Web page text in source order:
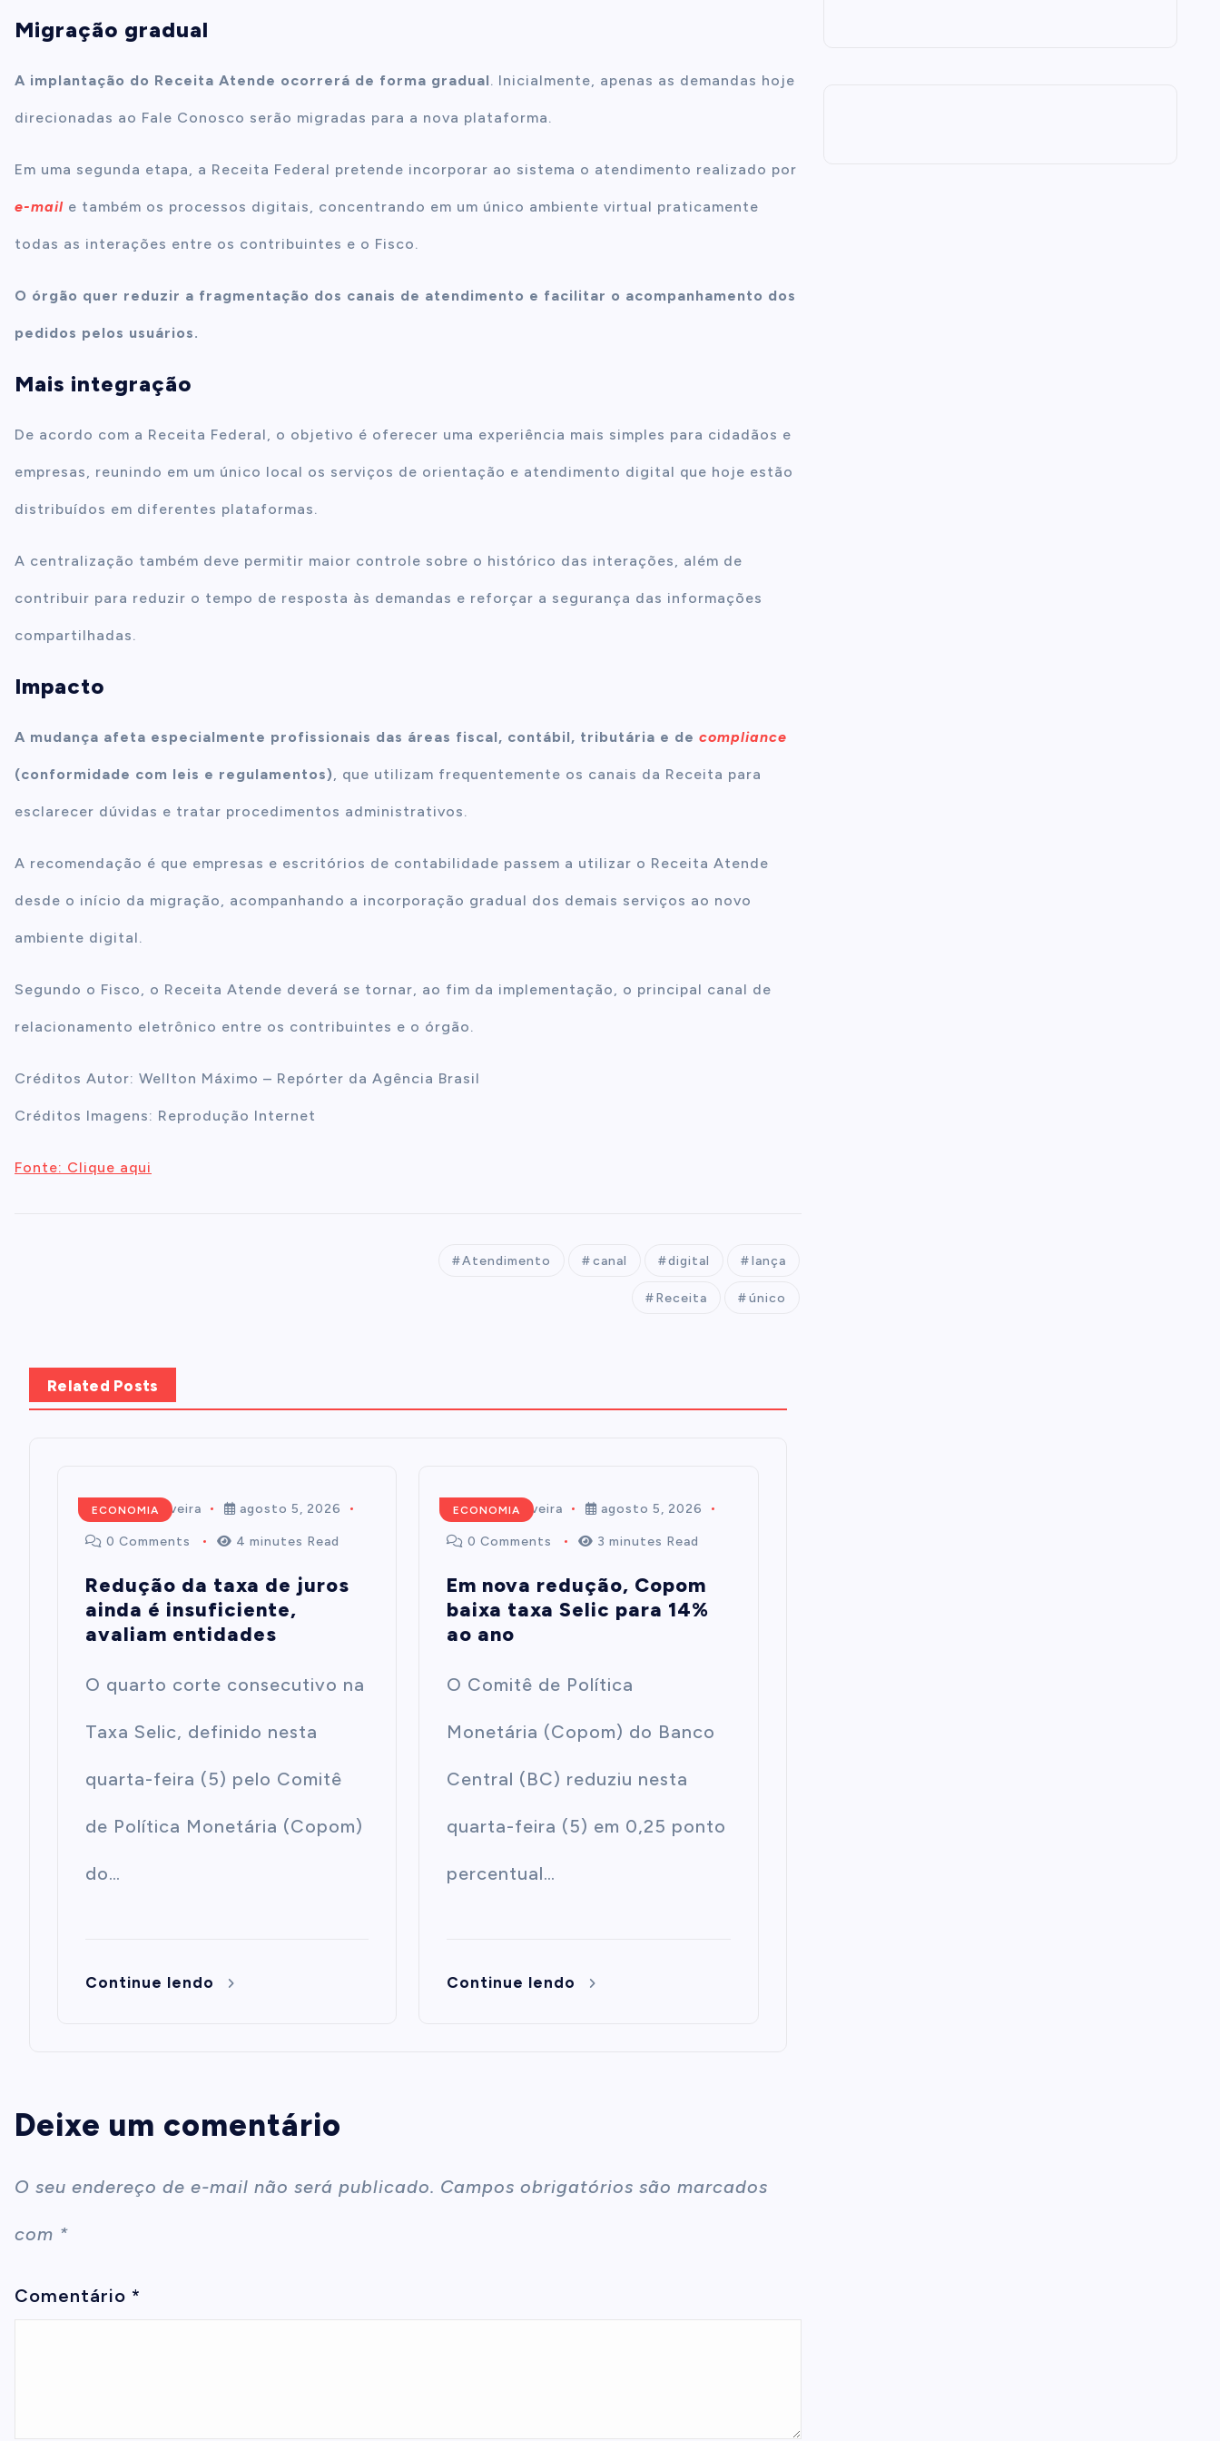
Migração gradual
A implantação do Receita Atende ocorrerá de forma gradual. Inicialmente, apenas as demandas hoje
direcionadas ao Fale Conosco serão migradas para a nova plataforma.
Em uma segunda etapa, a Receita Federal pretende incorporar ao sistema o atendimento realizado por
e-mail e também os processos digitais, concentrando em um único ambiente virtual praticamente
todas as interações entre os contribuintes e o Fisco.
O órgão quer reduzir a fragmentação dos canais de atendimento e facilitar o acompanhamento dos
pedidos pelos usuários.
Mais integração
De acordo com a Receita Federal, o objetivo é oferecer uma experiência mais simples para cidadãos e
empresas, reunindo em um único local os serviços de orientação e atendimento digital que hoje estão
distribuídos em diferentes plataformas.
A centralização também deve permitir maior controle sobre o histórico das interações, além de
contribuir para reduzir o tempo de resposta às demandas e reforçar a segurança das informações
compartilhadas.
Impacto
A mudança afeta especialmente profissionais das áreas fiscal, contábil, tributária e de compliance
(conformidade com leis e regulamentos), que utilizam frequentemente os canais da Receita para
esclarecer dúvidas e tratar procedimentos administrativos.
A recomendação é que empresas e escritórios de contabilidade passem a utilizar o Receita Atende
desde o início da migração, acompanhando a incorporação gradual dos demais serviços ao novo
ambiente digital.
Segundo o Fisco, o Receita Atende deverá se tornar, ao fim da implementação, o principal canal de
relacionamento eletrônico entre os contribuintes e o órgão.
Créditos Autor: Wellton Máximo – Repórter da Agência Brasil
Créditos Imagens: Reprodução Internet
Fonte: Clique aqui
Atendimento canal digital lança
Receita único
Related Posts
ECONOMIA
Mairim de Oliveira agosto 5, 2026
0 Comments 4 minutes Read
Redução da taxa de juros
ainda é insuficiente,
avaliam entidades
O quarto corte consecutivo na
Taxa Selic, definido nesta
quarta-feira (5) pelo Comitê
de Política Monetária (Copom)
do…
Continue lendo
ECONOMIA
Mairim de Oliveira agosto 5, 2026
0 Comments 3 minutes Read
Em nova redução, Copom
baixa taxa Selic para 14%
ao ano
O Comitê de Política
Monetária (Copom) do Banco
Central (BC) reduziu nesta
quarta-feira (5) em 0,25 ponto
percentual…
Continue lendo
Deixe um comentário
O seu endereço de e-mail não será publicado. Campos obrigatórios são marcados
com *
Comentário *